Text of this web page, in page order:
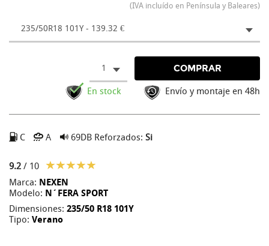
(IVA incluído en Península y Baleares)
235/50R18 101Y - 139.32 €
1 COMPRAR
En stock Envío y montaje en 48h
C A 69DB Reforzados: Si
9.2 / 10
Marca: NEXEN
Modelo: N´FERA SPORT
Dimensiones: 235/50 R18 101Y
Tipo: Verano